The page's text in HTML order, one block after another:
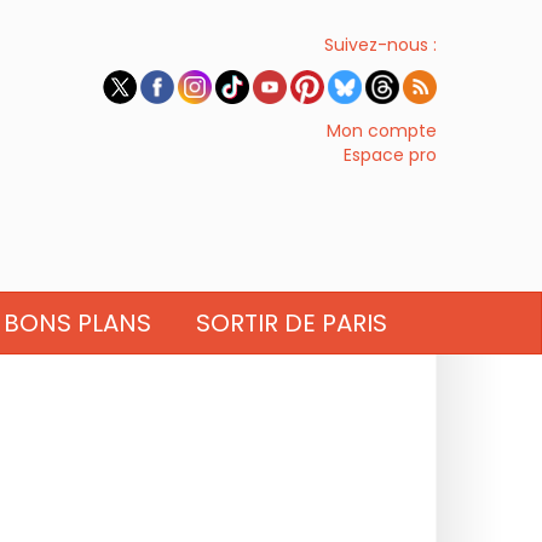
Suivez-nous :
Mon compte
Espace pro
BONS PLANS SORTIR DE PARIS